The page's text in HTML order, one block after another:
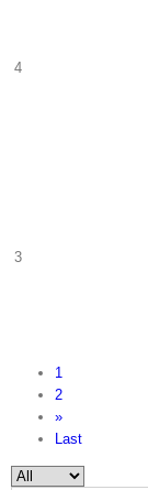
4
3
1
2
»
Last